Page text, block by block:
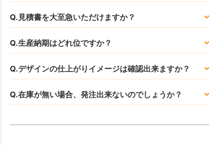
Q.見積書を大至急いただけますか？
Q.生産納期はどれ位ですか？
Q.デザインの仕上がりイメージは確認出来ますか？
Q.在庫が無い場合、発注出来ないのでしょうか？